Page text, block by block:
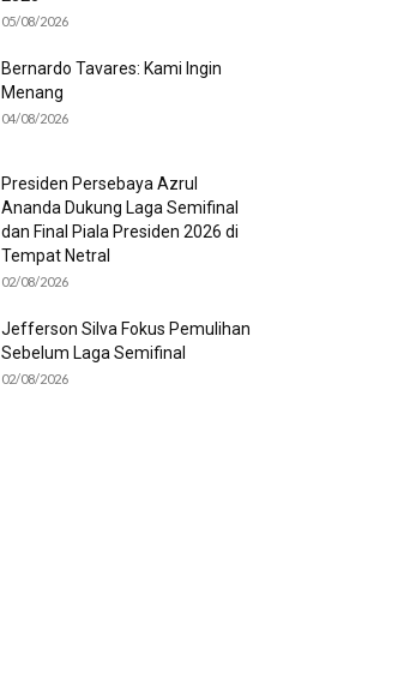
05/08/2026
Bernardo Tavares: Kami Ingin
Menang
04/08/2026
Presiden Persebaya Azrul
Ananda Dukung Laga Semifinal
dan Final Piala Presiden 2026 di
Tempat Netral
02/08/2026
Jefferson Silva Fokus Pemulihan
Sebelum Laga Semifinal
02/08/2026